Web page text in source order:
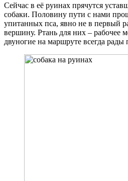
Сейчас в её руинах прячутся
собаки. Половину пути с нами
упитанных пса, явно не в первый
вершину. Ртань для них – рабочее
двуногие на маршруте всегда рады